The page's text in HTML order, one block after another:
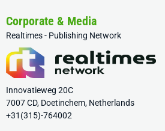
Corporate & Media
Realtimes - Publishing Network
Innovatieweg 20C
7007 CD, Doetinchem, Netherlands
+31(315)-764002